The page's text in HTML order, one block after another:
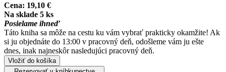
Cena: 19,10 €
Na sklade 5 ks
Posielame ihneď
Táto kniha sa môže na cestu ku vám vybrať prakticky okamžite! Ak
si ju objednáte do 13:00 v pracovný deň, odošleme vám ju ešte
dnes, inak najneskôr nasledujúci pracovný deň.
Vložiť do košíka